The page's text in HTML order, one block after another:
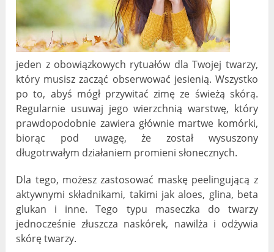
jeden z obowiązkowych rytuałów dla Twojej twarzy,
który musisz zacząć obserwować jesienią. Wszystko
po to, abyś mógł przywitać zimę ze świeżą skórą.
Regularnie usuwaj jego wierzchnią warstwę, który
prawdopodobnie zawiera głównie martwe komórki,
biorąc pod uwagę, że został wysuszony
długotrwałym działaniem promieni słonecznych.
Dla tego, możesz zastosować maskę peelingującą z
aktywnymi składnikami, takimi jak aloes, glina, beta
glukan i inne. Tego typu maseczka do twarzy
jednocześnie złuszcza naskórek, nawilża i odżywia
skórę twarzy.